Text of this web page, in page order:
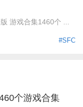
游戏合集1460个 ...
#SFC
个游戏合集